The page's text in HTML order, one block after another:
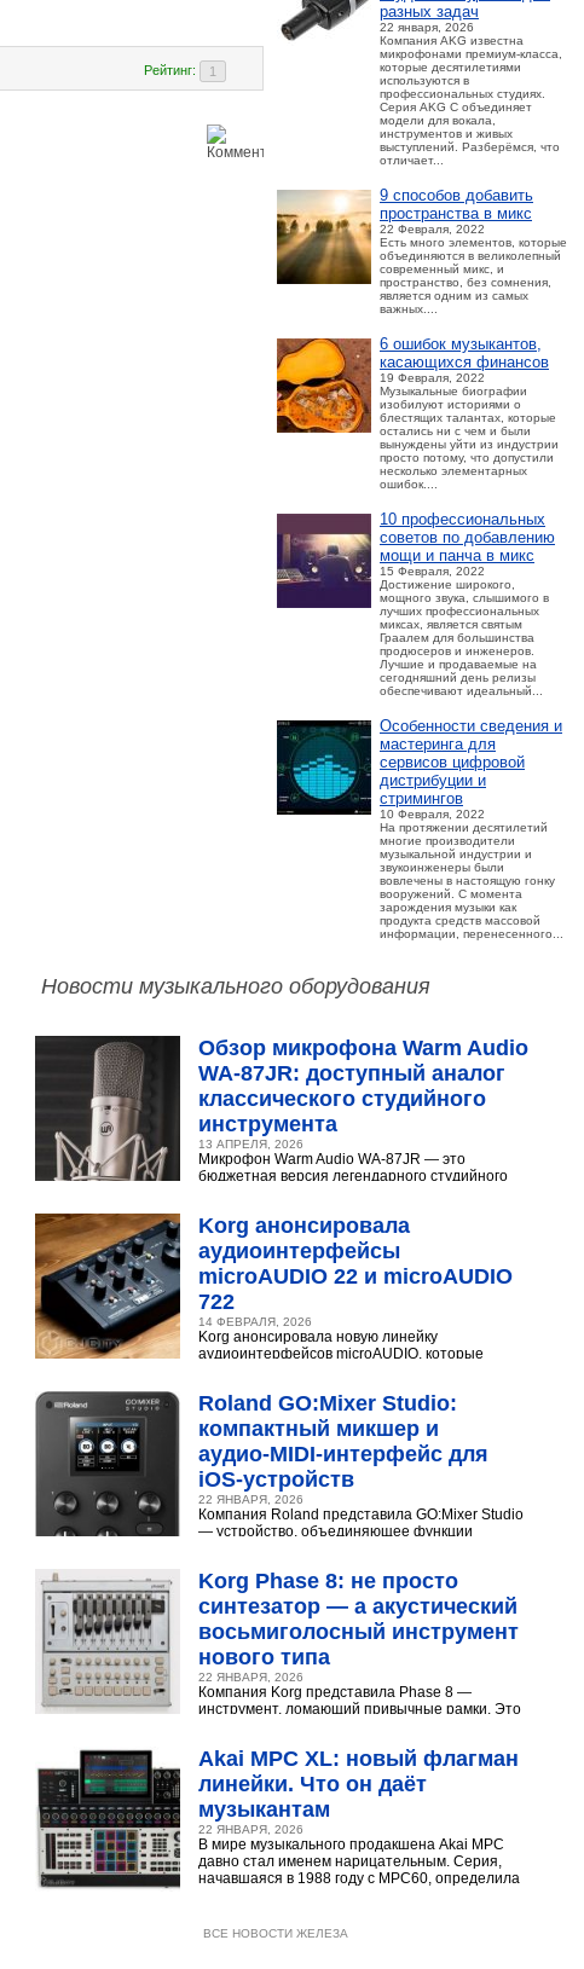
разных задач
22 января, 2026
Компания AKG известна
микрофонами премиум-класса,
которые десятилетиями
используются в
профессиональных студиях.
Серия AKG C объединяет
модели для вокала,
инструментов и живых
выступлений. Разберёмся, что
отличает...
9 способов добавить
пространства в микс
22 Февраля, 2022
Есть много элементов, которые
объединяются в великолепный
современный микс, и
пространство, без сомнения,
является одним из самых
важных....
6 ошибок музыкантов,
касающихся финансов
19 Февраля, 2022
Музыкальные биографии
изобилуют историями о
блестящих талантах, которые
остались ни с чем и были
вынуждены уйти из индустрии
просто потому, что допустили
несколько элементарных
ошибок....
10 профессиональных
советов по добавлению
мощи и панча в микс
15 Февраля, 2022
Достижение широкого,
мощного звука, слышимого в
лучших профессиональных
миксах, является святым
Граалем для большинства
продюсеров и инженеров.
Лучшие и продаваемые на
сегодняшний день релизы
обеспечивают идеальный...
Особенности сведения и
мастеринга для
сервисов цифровой
дистрибуции и
стримингов
10 Февраля, 2022
На протяжении десятилетий
многие производители
музыкальной индустрии и
звукоинженеры были
вовлечены в настоящую гонку
вооружений. С момента
зарождения музыки как
продукта средств массовой
информации, перенесенного...
Рейтинг:
Новости музыкального оборудования
Обзор микрофона Warm Audio
WA‑87JR: доступный аналог
классического студийного
инструмента
13 АПРЕЛЯ, 2026
Микрофон Warm Audio WA‑87JR — это
бюджетная версия легендарного студийного
Korg анонсировала
аудиоинтерфейсы
microAUDIO 22 и microAUDIO
722
14 ФЕВРАЛЯ, 2026
Korg анонсировала новую линейку
аудиоинтерфейсов microAUDIO, которые
Roland GO:Mixer Studio:
компактный микшер и
аудио‑MIDI‑интерфейс для
iOS‑устройств
22 ЯНВАРЯ, 2026
Компания Roland представила GO:Mixer Studio
— устройство, объединяющее функции
Korg Phase 8: не просто
синтезатор — а акустический
восьмиголосный инструмент
нового типа
22 ЯНВАРЯ, 2026
Компания Korg представила Phase 8 —
инструмент, ломающий привычные рамки. Это
Akai MPC XL: новый флагман
линейки. Что он даёт
музыкантам
22 ЯНВАРЯ, 2026
В мире музыкального продакшена Akai MPC
давно стал именем нарицательным. Серия,
начавшаяся в 1988 году с MPC60, определила
ВСЕ НОВОСТИ ЖЕЛЕЗА